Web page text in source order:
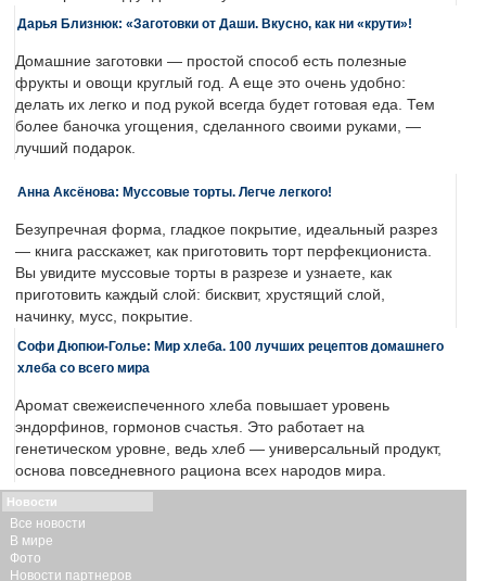
Дарья Близнюк: «Заготовки от Даши. Вкусно, как ни «крути»!
Домашние заготовки — простой способ есть полезные
фрукты и овощи круглый год. А еще это очень удобно:
делать их легко и под рукой всегда будет готовая еда. Тем
более баночка угощения, сделанного своими руками, —
лучший подарок.
Анна Аксёнова: Муссовые торты. Легче легкого!
Безупречная форма, гладкое покрытие, идеальный разрез
— книга расскажет, как приготовить торт перфекциониста.
Вы увидите муссовые торты в разрезе и узнаете, как
приготовить каждый слой: бисквит, хрустящий слой,
начинку, мусс, покрытие.
Софи Дюпюи-Голье: Мир хлеба. 100 лучших рецептов домашнего
хлеба со всего мира
Аромат свежеиспеченного хлеба повышает уровень
эндорфинов, гормонов счастья. Это работает на
генетическом уровне, ведь хлеб — универсальный продукт,
основа повседневного рациона всех народов мира.
Новости
Все новости
В мире
Фото
Новости партнеров